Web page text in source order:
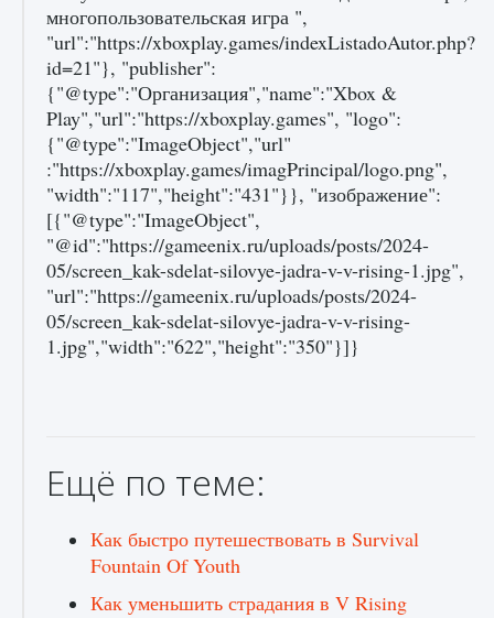
многопользовательская игра ",
"url":"https://xboxplay.games/indexListadoAutor.php?
id=21"}, "publisher":
{"@type":"Организация","name":"Xbox &
Play","url":"https://xboxplay.games", "logo":
{"@type":"ImageObject","url"
:"https://xboxplay.games/imagPrincipal/logo.png",
"width":"117","height":"431"}}, "изображение":
[{"@type":"ImageObject",
"@id":"https://gameenix.ru/uploads/posts/2024-
05/screen_kak-sdelat-silovye-jadra-v-v-rising-1.jpg",
"url":"https://gameenix.ru/uploads/posts/2024-
05/screen_kak-sdelat-silovye-jadra-v-v-rising-
1.jpg","width":"622","height":"350"}]}
Ещё по теме:
Как быстро путешествовать в Survival
Fountain Of Youth
Как уменьшить страдания в V Rising